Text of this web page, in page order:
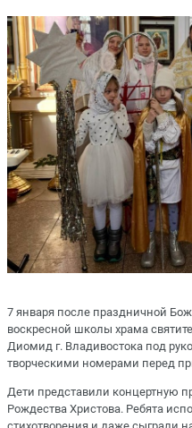
7 января после праздничной
воскресной школы храма
Диомид г. Владивостока под
творческими номерами перед
Дети представили концертную
Рождества Христова. Ребята